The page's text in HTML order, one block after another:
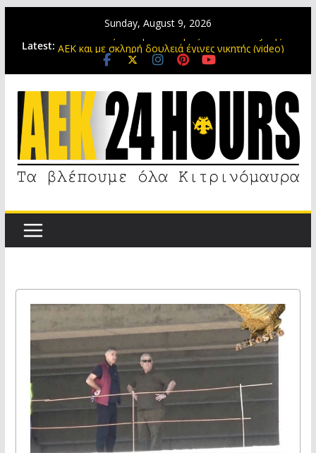
Sunday, August 9, 2026
Latest: Ηλιόπουλος σε Πήλιο: Μπήκες στο mentality της
ΑΕΚ και με σκληρή δουλειά έγινες νικητής (video)
Ανανέωσαν τη συνεργασία τους ΑΕΚ και Πήλιος
Ο παλιός είναι αλλιώς, αλλά ο νέος είναι πολύ
ωραίος!
Αλεξίου και Καλοσκάμης ετοιμάζονται για το Super
Η τεσσάρα της ΑΕΚ μπροστά σε 20.000 κόσμο με
σόου Γκατσίνοβιτς (video)